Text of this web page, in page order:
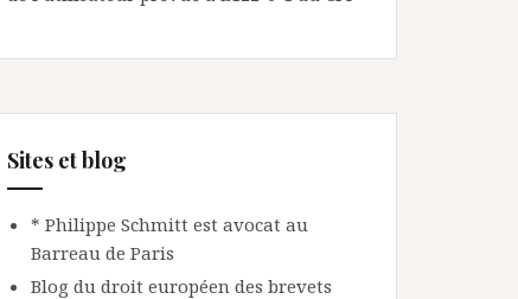
Sites et blog
* Philippe Schmitt est avocat au
Barreau de Paris
Blog du droit européen des brevets